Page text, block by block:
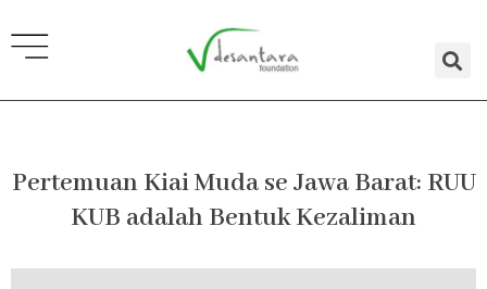
ke
konten
Pertemuan Kiai Muda se Jawa Barat: RUU
KUB adalah Bentuk Kezaliman